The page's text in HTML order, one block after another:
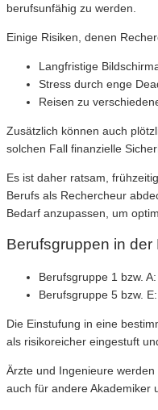
berufsunfähig zu werden.
Einige Risiken, denen
Langfristige
Stress durch enge
Reisen zu
Zusätzlich können auch
solchen Fall finanzielle
Es ist daher ratsam,
Berufs als Rechercheur
Bedarf anzupassen, um
Berufsgruppen in
Berufsgruppe 1 bzw.
Berufsgruppe 5 bzw.
Die Einstufung in eine
als risikoreicher eingestuft
Ärzte und Ingenieure
auch für andere Akademiker